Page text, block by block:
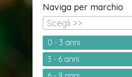
Naviga per marchio
Scegli >>
0 - 3 anni
3 - 6 anni